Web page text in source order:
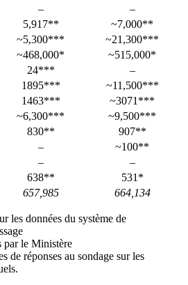
–
–
5,917**
~7,000**
~5,300***
~21,300***
~468,000*
~515,000*
24***
–
1895***
~11,500***
1463***
~3071***
~6,300***
~9,500***
830**
907**
–
~100**
–
–
638**
531*
657,985 664,134
les données du système de
par le Ministère
de réponses au sondage sur les